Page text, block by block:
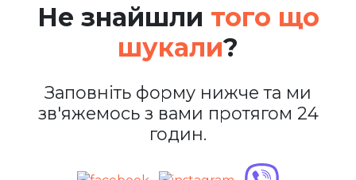
Не знайшли того що
шукали?
Заповніть форму нижче та ми
зв'яжемось з вами протягом 24
годин.